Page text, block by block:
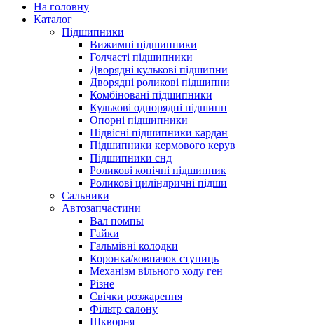
На головну
Каталог
Підшипники
Вижимні підшипники
Голчасті підшипники
Дворядні кулькові підшипни
Дворядні роликові підшипни
Комбіновані підшипники
Кулькові однорядні підшипн
Опорні підшипники
Підвісні підшипники кардан
Підшипники кермового керув
Підшипники снд
Роликові конічні підшипник
Роликові циліндричні підши
Сальники
Автозапчастини
Вал помпы
Гайки
Гальмівні колодки
Коронка/ковпачок ступиць
Механізм вільного ходу ген
Різне
Свічки розжарення
Фільтр салону
Шкворня